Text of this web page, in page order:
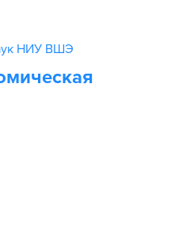
НИУ ВШЭ